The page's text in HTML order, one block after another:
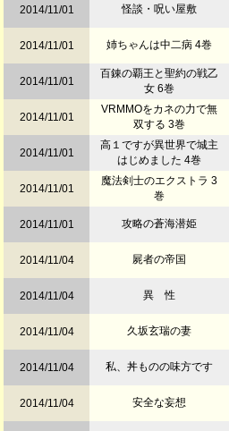
2014/11/01 怪談・呪い屋敷
2014/11/01 姉ちゃんは中二病 4巻
2014/11/01
百錬の覇王と聖約の戦乙
女 6巻
2014/11/01
VRMMOをカネの力で無
双する 3巻
2014/11/01
高１ですが異世界で城主
はじめました 4巻
2014/11/01
魔法剣士のエクストラ 3
巻
2014/11/01 攻略の蒼海潜姫
2014/11/04 屍者の帝国
2014/11/04 異 性
2014/11/04 久坂玄瑞の妻
2014/11/04 私、丼ものの味方です
2014/11/04 安全な妄想